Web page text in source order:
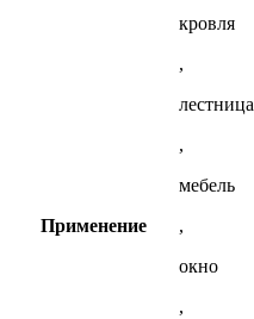
Применение
кровля
,
лестница
,
мебель
,
окно
,